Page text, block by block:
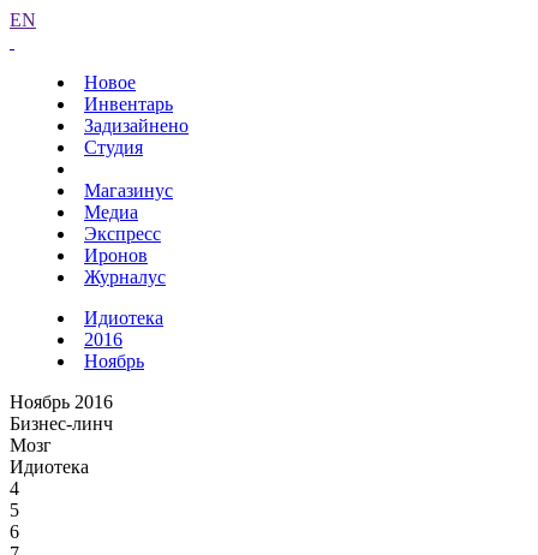
EN
Новое
Инвентарь
Задизайнено
Студия
Магазинус
Медиа
Экспресс
Иронов
Журналус
Идиотека
2016
Ноябрь
Ноябрь 2016
Бизнес-линч
Мозг
Идиотека
4
5
6